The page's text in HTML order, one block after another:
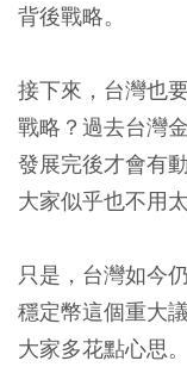
背後戰略。
接下來，台灣也
戰略？過去台灣
發展完後才會有
大家似乎也不用太
只是，台灣如今
穩定幣這個重大
大家多花點心思。